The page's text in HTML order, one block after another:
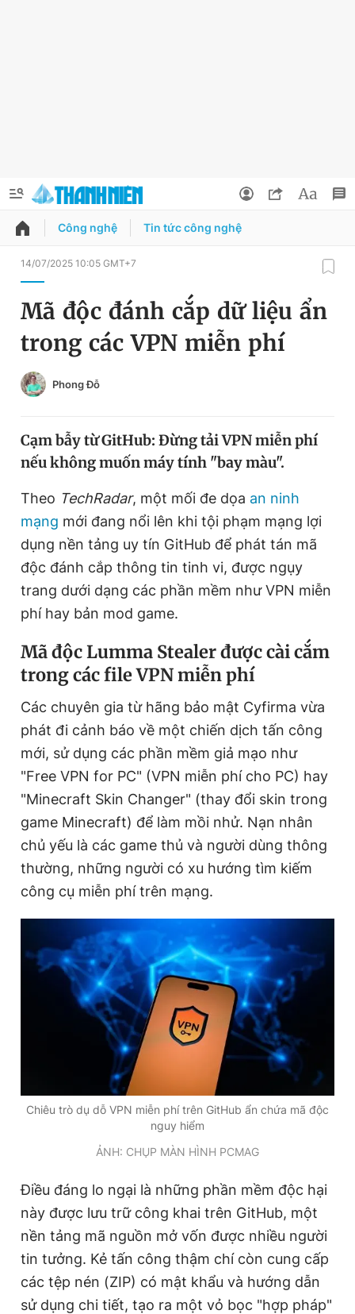
QUẢNG CÁO ĐẶT BÁO
Chuyên mục
Chuyên mục khác
Tin thị trường Tin 360
Video Magazine
Sản phẩm khác
Tiện ích Bạn cần biết
Thông tin tòa soạn Liên hệ quảng cáo
Đọc Thanh Niên trên điện thoại
Theo dõi báo trên
0908 780 404
Đặt báo Quảng cáo RSS Tòa soạn Chính sách bảo
Tổng biên tập: Nguyễn Ngọc Toàn
Phó tổng biên tập thường trực: Hải Thành
Phó tổng biên tập: Lâm Hiếu Dũng
Phó tổng biên tập: Trần Việt Hưng
Tổng thư ký tòa soạn: Đức Trung
Giấy phép xuất bản số 110/GP - BTTTT cấp ngày 24.3.2020
© 2003-2026 Bản quyền thuộc về Báo Thanh Niên. Cấm sao
chép dưới mọi hình thức nếu không có sự chấp thuận bằng văn
bản. Phát triển bởi ePi Technologies, JSC.
Đổi mật khẩu
Tin đã lưu
Tin đã xem
Đăng xuất
Công nghệ Tin tức công nghệ
14/07/2025 10:05 GMT+7
Mã độc đánh cắp dữ liệu ẩn
trong các VPN miễn phí
Phong Đỗ
Cạm bẫy từ GitHub: Đừng tải VPN miễn phí
nếu không muốn máy tính "bay màu".
Theo TechRadar, một mối đe dọa an ninh
mạng mới đang nổi lên khi tội phạm mạng lợi
dụng nền tảng uy tín GitHub để phát tán mã
độc đánh cắp thông tin tinh vi, được ngụy
trang dưới dạng các phần mềm như VPN miễn
phí hay bản mod game.
Mã độc Lumma Stealer được cài cắm
trong các file VPN miễn phí
Các chuyên gia từ hãng bảo mật Cyfirma vừa
phát đi cảnh báo về một chiến dịch tấn công
mới, sử dụng các phần mềm giả mạo như
"Free VPN for PC" (VPN miễn phí cho PC) hay
"Minecraft Skin Changer" (thay đổi skin trong
game Minecraft) để làm mồi nhử. Nạn nhân
chủ yếu là các game thủ và người dùng thông
thường, những người có xu hướng tìm kiếm
công cụ miễn phí trên mạng.
Chiêu trò dụ dỗ VPN miễn phí trên GitHub ẩn chứa mã độc
nguy hiểm
ẢNH: CHỤP MÀN HÌNH PCMAG
Điều đáng lo ngại là những phần mềm độc hại
này được lưu trữ công khai trên GitHub, một
nền tảng mã nguồn mở vốn được nhiều người
tin tưởng. Kẻ tấn công thậm chí còn cung cấp
các tệp nén (ZIP) có mật khẩu và hướng dẫn
sử dụng chi tiết, tạo ra một vỏ bọc "hợp pháp"